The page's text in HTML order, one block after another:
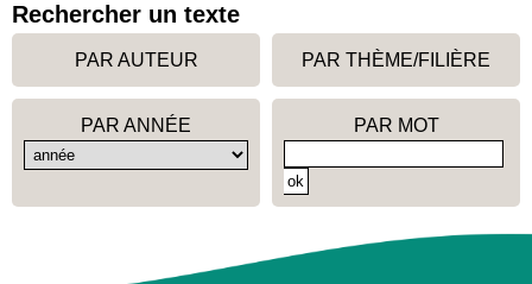
Rechercher un texte
PAR AUTEUR PAR THÈME/FILIÈRE
PAR ANNÉE PAR MOT